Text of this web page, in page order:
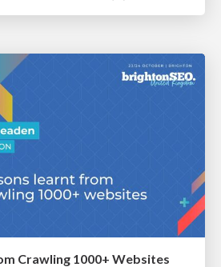
Crawling 1000+ Websites